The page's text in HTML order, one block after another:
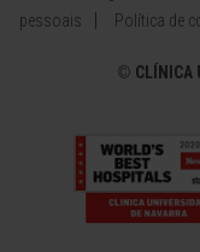
pessoais
Política de
© CLÍNICA